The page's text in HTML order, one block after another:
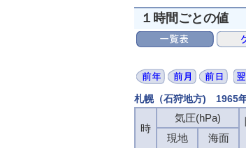
１時間ごとの値
札幌（石狩地方) 1965
時
気圧(hPa)
現地 海面
時
気圧(hPa)
現地 海面
時
気圧(hPa)
現地 海面
時
気圧(hPa)
現地 海面